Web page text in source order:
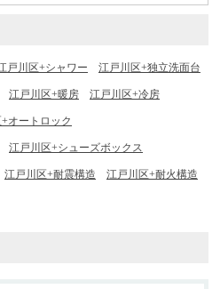
戸川区+シャワー 江戸川区+独立洗面台
江戸川区+暖房 江戸川区+冷房
オートロック
江戸川区+シューズボックス
江戸川区+耐震構造 江戸川区+耐火構造